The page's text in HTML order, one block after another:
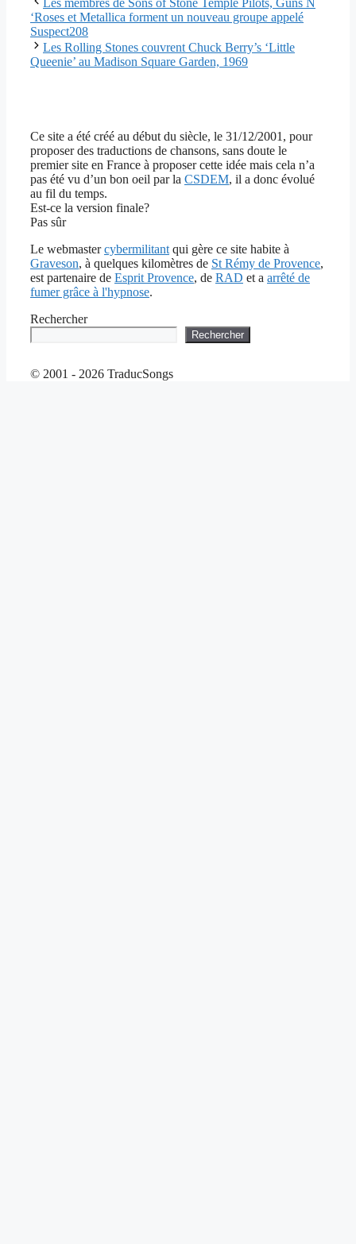
Les membres de Sons of Stone Temple Pilots, Guns N
‘Roses et Metallica forment un nouveau groupe appelé
Suspect208
Les Rolling Stones couvrent Chuck Berry’s ‘Little
Queenie’ au Madison Square Garden, 1969
Ce site a été créé au début du siècle, le 31/12/2001, pour
proposer des traductions de chansons, sans doute le
premier site en France à proposer cette idée mais cela n’a
pas été vu d’un bon oeil par la CSDEM, il a donc évolué
au fil du temps.
Est-ce la version finale?
Pas sûr
Le webmastercybermilitant qui gère ce site habite à
Graveson, à quelques kilomètres de St Rémy de Provence,
est partenaire de Esprit Provence, de RAD et a arrêté de
fumer grâce à l'hypnose.
Rechercher
Rechercher
© 2001 - 2026 TraducSongs